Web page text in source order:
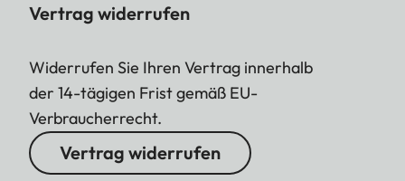
Vertrag widerrufen
Widerrufen Sie Ihren Vertrag innerhalb
der 14-tägigen Frist gemäß EU-
Verbraucherrecht.
Vertrag widerrufen